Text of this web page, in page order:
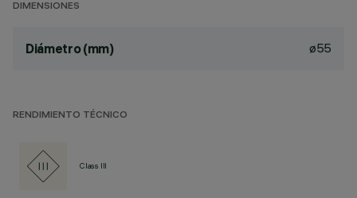
DIMENSIONES
Diámetro (mm) ø55
RENDIMIENTO TÉCNICO
Class III